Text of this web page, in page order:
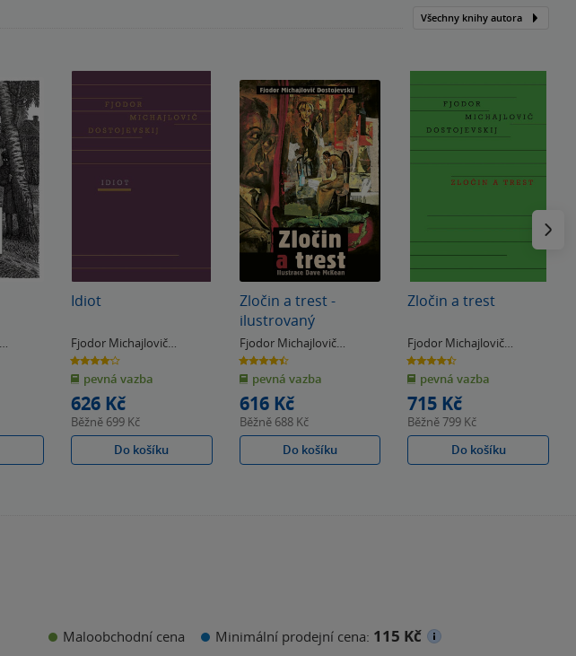
Všechny knihy autora
Idiot
Fjodor Michajlovič
Dostojevskij
4.1
z
5
hvězdiček
pevná vazba
626 Kč
Běžně 699 Kč
Do košíku
Zločin a trest -
ilustrovaný
Fjodor Michajlovič
Dostojevskij
McKean
4.5
z
5
hvězdiček
pevná vazba
616 Kč
Běžně 688 Kč
Do košíku
Zločin a trest
Fjodor Michajlovič
Dostojevskij
4.5
z
5
hvězdiček
pevná vazba
715 Kč
Běžně799 Kč
Do košíku
Maloobchodní cena Minimální prodejní cena: 115 Kč